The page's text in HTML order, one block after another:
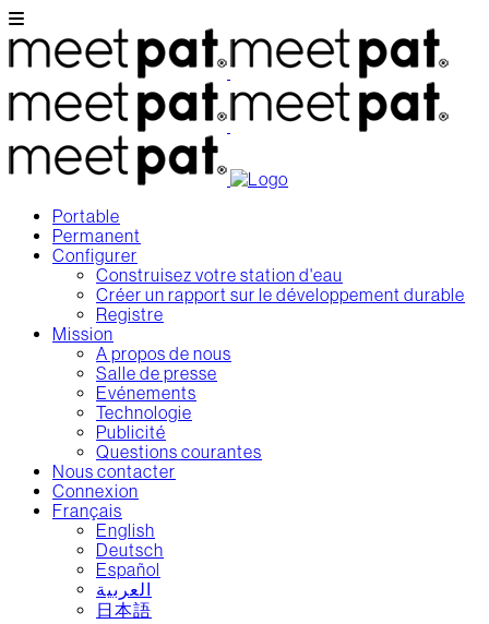
Portable
Permanent
Configurer
Construisez votre station d'eau
Créer un rapport sur le développement durable
Registre
Mission
A propos de nous
Salle de presse
Evénements
Technologie
Publicité
Questions courantes
Nous contacter
Connexion
Français
English
Deutsch
Español
العربية‏
日本語